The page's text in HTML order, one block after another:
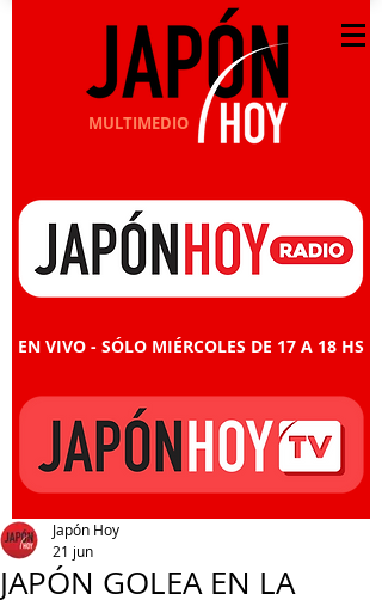
MULTIMEDIO
EN VIVO - SÓLO MIÉRCOLES DE 17 A 18 HS
JAPÓN GOLEA EN LA
Japón Hoy
21 jun